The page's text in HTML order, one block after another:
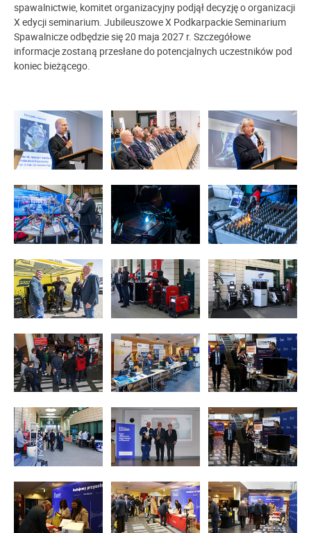
spawalnictwie, komitet organizacyjny podjął decyzję o organizacji
X edycji seminarium. Jubileuszowe X Podkarpackie Seminarium
Spawalnicze odbędzie się 20 maja 2027 r. Szczegółowe
informacje zostaną przesłane do potencjalnych uczestników pod
koniec bieżącego.